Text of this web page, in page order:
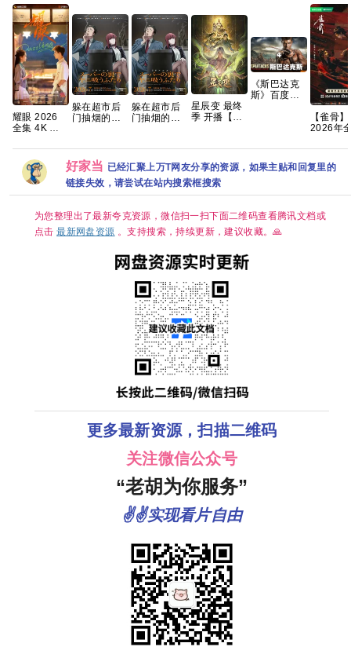
耀眼 2026
全集 4K 关
锐
躲在超市后
门抽烟的两
躲在超市后
门抽烟的两
星辰变 最终
季 开播【更
资源
《斯巴达克
斯》百度云
【雀骨】
2026年
集，
国语中字
艾米侯明
300MB
享
好家当 已经汇聚上万T网友分享的资源，如果主贴和回复里的
链接失效，请尝试在站内搜索框搜索
为您整理出了最新夸克资源，微信扫一扫下面二维码查看腾讯文档或
点击最新网盘资源 。支持搜索，持续更新，建议收藏。🙏
更多最新资源，扫描二维码
关注微信公众号
“老胡为你服务”
✌✌实现看片自由